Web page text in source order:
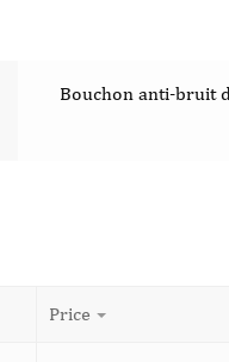
Bouchon anti-bruit
Price